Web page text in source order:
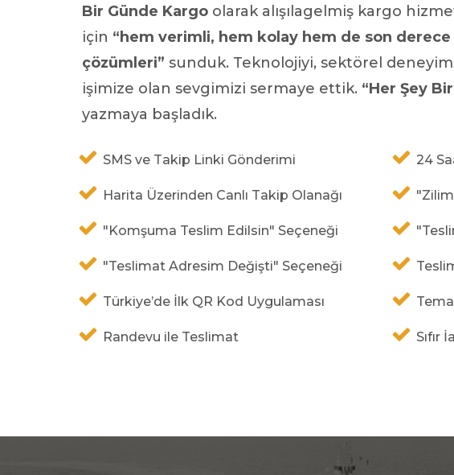
Bir Günde Kargo olarak alışılagelmiş kargo
için “hem verimli, hem kolay hem de son derece
çözümleri” sunduk. Teknolojiyi, sektörel
işimize olan sevgimizi sermaye ettik. “Her Şey
yazmaya başladık.
SMS ve Takip Linki Gönderimi 24
Harita Üzerinden Canlı Takip Olanağı
"Komşuma Teslim Edilsin" Seçeneği
"Teslimat Adresim Değişti" Seçeneği
Türkiye’de İlk QR Kod Uygulaması
Randevu ile Teslimat Sıfır